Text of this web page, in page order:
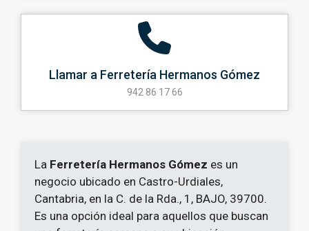
Llamar a Ferretería Hermanos Gómez
942 86 17 66
La Ferretería Hermanos Gómez es un
negocio ubicado en Castro-Urdiales,
Cantabria, en la C. de la Rda., 1, BAJO, 39700.
Es una opción ideal para aquellos que buscan